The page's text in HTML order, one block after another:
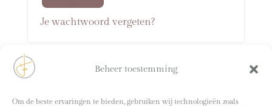
Beheer toestemming
Om de beste ervaringen te bieden, gebruiken wij technologieën zoals
Je wachtwoord vergeten?